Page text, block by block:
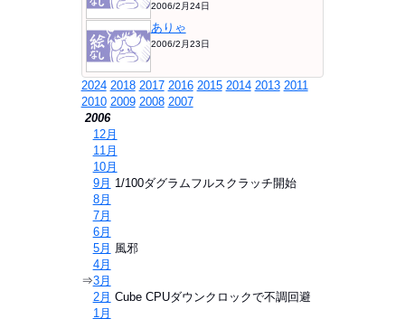
2006/2月24日
ありゃ
2006/2月23日
2024 2018 2017 2016 2015 2014 2013 2011
2010 2009 2008 2007
2006
12月
11月
10月
9月 1/100ダグラムフルスクラッチ開始
8月
7月
6月
5月 風邪
4月
⇒3月
2月 Cube CPUダウンクロックで不調回避
1月